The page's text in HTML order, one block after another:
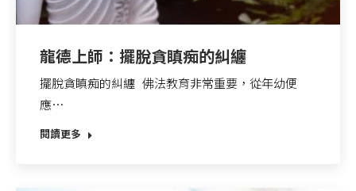
龍德上師：擺脫貪瞋痴的糾纏
擺脫貪瞋痴的糾纏 佛法教育非常重要，從年幼便
應…
閱讀更多